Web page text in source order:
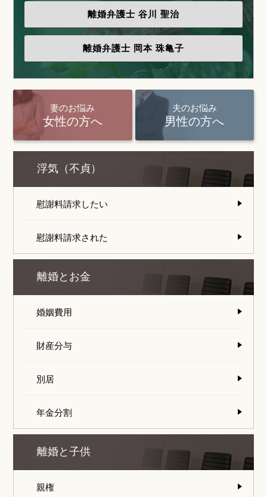
離婚弁護士 谷川 聖治
離婚弁護士 岡本 珠亀子
妻のお悩み
女性の方へ
夫のお悩み
男性の方へ
浮気（不貞）
慰謝料請求したい
慰謝料請求された
離婚とお金
婚姻費用
財産分与
別居
年金分割
離婚と子供
親権